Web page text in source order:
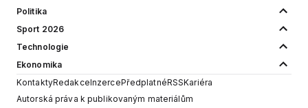
Politika
Sport 2026
Technologie
Ekonomika
KontaktyRedakceInzercePředplatnéRSSKariéra
Autorská práva k publikovaným materiálům